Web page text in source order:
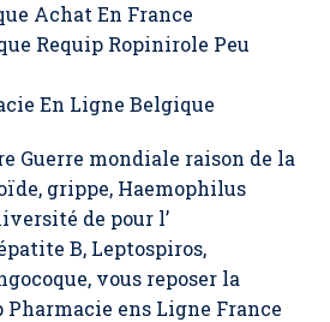
Achat En France
Requip Ropinirole Peu
En Ligne Belgique
Guerre mondiale raison de la
grippe, Haemophilus
de pour l’
B, Leptospiros,
vous reposer la
Pharmacie ens Ligne France